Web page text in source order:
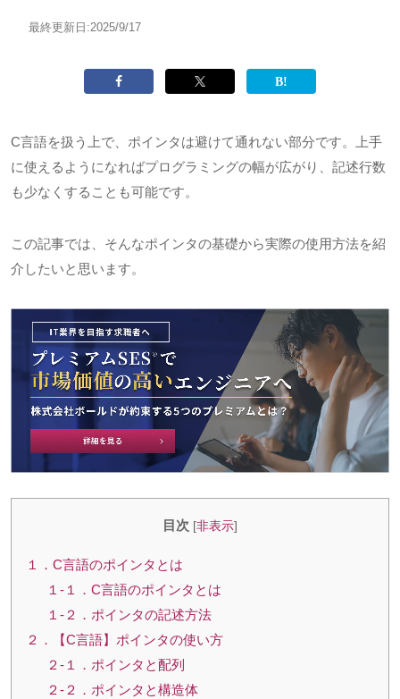
最終更新日:2025/9/17
C言語を扱う上で、ポインタは避けて通れない部分です。上手
に使えるようになればプログラミングの幅が広がり、記述行数
も少なくすることも可能です。
この記事では、そんなポインタの基礎から実際の使用方法を紹
介したいと思います。
目次 [非表示]
１．C言語のポインタとは
１-１．C言語のポインタとは
１-２．ポインタの記述方法
２．【C言語】ポインタの使い方
２-１．ポインタと配列
２-２．ポインタと構造体